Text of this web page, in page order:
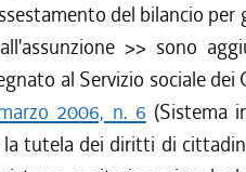
del bilancio
>> sono
al Servizio sociale dei
2006, n. 6 (Sistema
tutela dei diritti di